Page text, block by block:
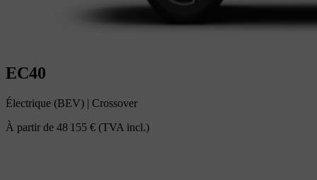
EC40
Électrique (BEV) | Crossover
À partir de 48 155 € (TVA incl.)